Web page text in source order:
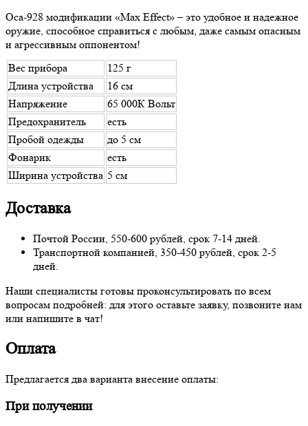
Оса-928 модификации «Max Effect» – это удобное и надежное
оружие, способное справиться с любым, даже самым опасным
и агрессивным оппонентом!
Вес прибора
125 г
Длина устройства
16 см
Напряжение
65 000К Вольт
Предохранитель
есть
Пробой одежды
до 5 см
Фонарик
есть
Ширина устройства 5 см
Доставка
Почтой России, 550-600 рублей, срок 7-14 дней.
Транспортной компанией, 350-450 рублей, срок 2-5
дней.
Наши специалисты готовы проконсультировать по всем
вопросам подробней: для этого оставьте заявку, позвоните нам
или напишите в чат!
Оплата
Предлагается два варианта внесение оплаты:
При получении